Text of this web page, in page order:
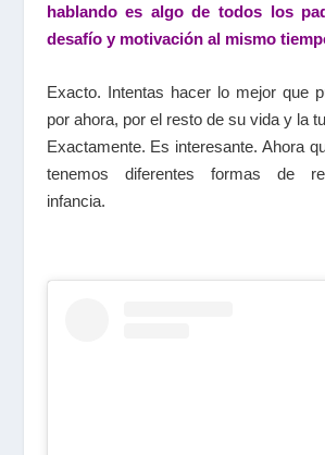
hablando es algo de todos los
desafío y motivación al mismo
Exacto. Intentas hacer lo mejor que
por ahora, por el resto de su vida y la
Exactamente. Es interesante. Ahora
tenemos diferentes formas de
infancia.